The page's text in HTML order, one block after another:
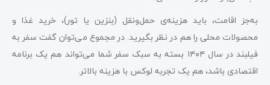
به‌جز اقامت، باید هزینه‌ی حمل‌ونقل (بنزین یا تور)، خرید غذا و
محصولات محلی را هم در نظر بگیرید. در مجموع می‌توان گفت سفر به
فیلبند در سال ۱۴۰۴ بسته به سبک سفر شما می‌تواند هم یک برنامه
اقتصادی باشد، هم یک تجربه لوکس با هزینه بالاتر.